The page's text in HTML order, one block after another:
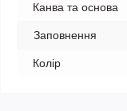
Канва та основа
Заповнення
Колір